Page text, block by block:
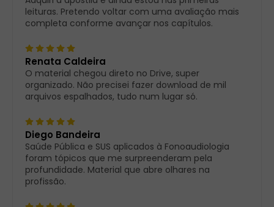
leituras. Pretendo voltar com uma avaliação mais
completa conforme avançar nos capítulos.
Renata Caldeira
O material chegou direto no Drive, super
organizado. Não precisei fazer download de mil
arquivos espalhados, tudo num lugar só.
Diego Bandeira
Saúde Pública e SUS aplicados à Fonoaudiologia
foram tópicos que me surpreenderam pela
profundidade. Material que abre olhares na
profissão.